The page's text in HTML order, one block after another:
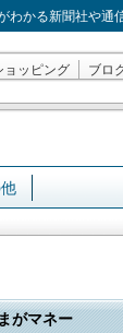
わかる新聞社や通
ョッピング ブロ
がマネー